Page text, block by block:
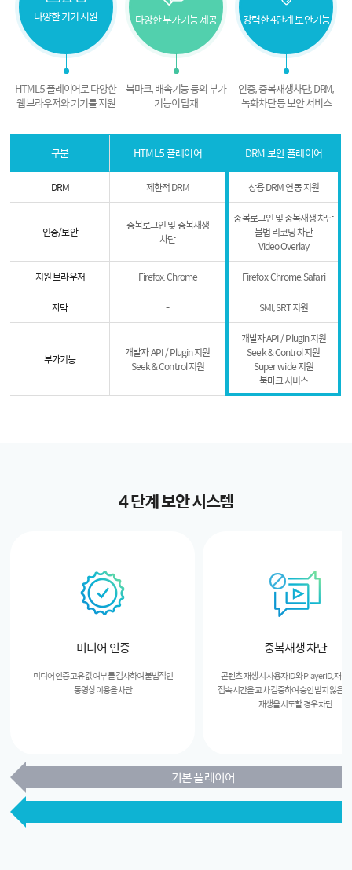
다양한기기 지원
HTML5 플레이어로다양한
웹 브라우저와 기기를 지원
다양한부가기능 제공
북마크, 배속기능 등의부가
기능이 탑재
강력한4단계 보안기능
인증, 중복재생차단, DRM,
녹화차단 등 보안 서비스
구분 HTML5 플레이어 DRM 보안 플레이어
DRM 제한적 DRM 상용 DRM 연동 지원
인증/보안
중복로그인 및 중복재생
차단
중복로그인 및 중복재생 차단
불법 리코딩 차단
Video Overlay
지원 브라우저 Firefox, Chrome Firefox, Chrome, Safari
자막 - SMI, SRT 지원
부가기능
개발자 API / Plugin 지원
Seek & Control 지원
개발자 API / Plugin 지원
Seek & Control 지원
Super wide 지원
북마크 서비스
4 단계 보안 시스템
미디어 인증
미디어 인증 고유 값 여부를 검사하여 불법적인
동영상 이용을 차단
중복재생 차단
콘텐츠 재생 시 사용자 ID와 Player ID, 재생
접속 시간을 교차 검증하여 승인 받지 않은
재생을 시도할 경우 차단
기본 플레이어